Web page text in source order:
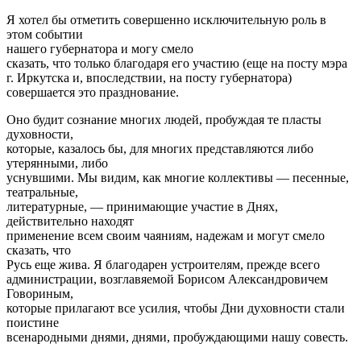
Я хотел бы отметить совершенно исключительную роль в
этом событии
нашего губернатора и могу смело
сказать, что только благодаря его участию (еще на посту мэра
г. Иркутска и, впоследствии, на посту губернатора)
совершается это празднование.
Оно будит сознание многих людей, пробуждая те пласты
духовности,
которые, казалось бы, для многих представляются либо
утерянными, либо
уснувшими. Мы видим, как многие коллективы — песенные,
театральные,
литературные, — принимающие участие в Днях,
действительно находят
применение всем своим чаяниям, надежам и могут смело
сказать, что
Русь еще жива. Я благодарен устроителям, прежде всего
администрации, возглавяемой Борисом Александровичем
Говориным,
которые прилагают все усилия, чтобы Дни духовности стали
поистине
всенародными днями, днями, пробуждающими нашу совесть.